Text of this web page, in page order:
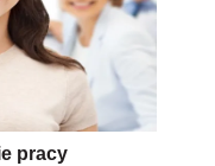
pracy